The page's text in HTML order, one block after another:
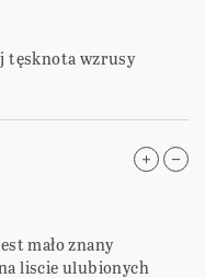
tęsknota wzrusy
mało znany
liscie ulubionych